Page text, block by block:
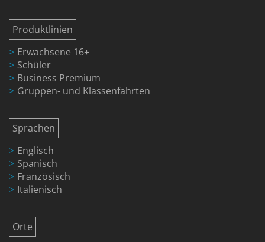
Produktlinien
Erwachsene 16+
Schüler
Business Premium
Gruppen- und Klassenfahrten
Sprachen
Englisch
Spanisch
Französisch
Italienisch
Orte